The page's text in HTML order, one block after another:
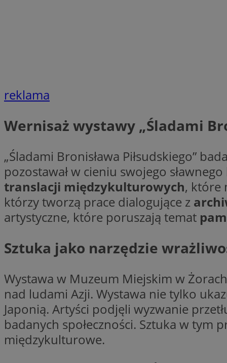
reklama
Wernisaż wystawy „Śladami
„Śladami Bronisława Piłsudskiego” bada
pozostawał w cieniu swojego
translacji międzykulturowych, które
którzy tworzą prace dialogujące z
artystyczne, które poruszają temat
Sztuka jako narzędzie
Wystawa w Muzeum Miejskim w
nad ludami Azji. Wystawa nie tylko
Japonią. Artyści podjęli wyzwanie
badanych społeczności. Sztuka w tym
międzykulturowe.
li_gc
Nazwa
_ga_L2744325BY
_ga
Nazwa
tt_viewer
DSID
__mguid_